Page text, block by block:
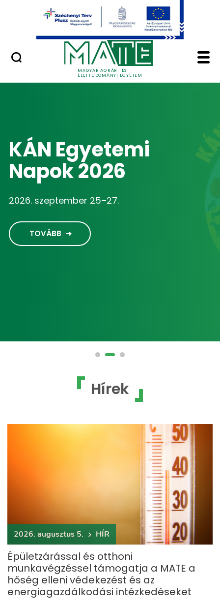
Ugrás a fő tartalomhoz
MAGYAR AGRÁR- ÉS
ÉLETTUDOMÁNYI EGYETEM
Minőségügy
Home - Magyar
KÁN Egyetemi
Napok 2026
2026. szeptember 25–27.
TOVÁBB
Hírek
2026. augusztus 5. HÍR
Épületzárással és otthoni
munkavégzéssel támogatja a MATE a
hőség elleni védekezést és az
energiagazdálkodási intézkedéseket